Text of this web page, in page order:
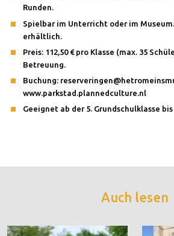
Runden.
Spielbar im Unterricht oder im
erhältlich.
Preis: 112,50 € pro Klasse (max. 35
Betreuung.
Buchung:
www.parkstad.plannedculture.nl
Geeignet ab der 5. Grundschulklasse
Auch lesen